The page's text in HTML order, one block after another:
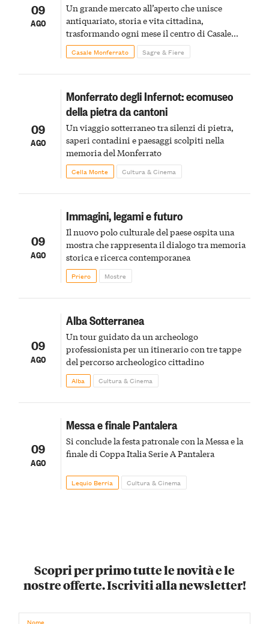
09
AGO
Un grande mercato all’aperto che unisce
antiquariato, storia e vita cittadina,
trasformando ogni mese il centro di Casale
Monferrato in un luogo di scoperta e racconto
Casale Monferrato Sagre & Fiere
09
AGO
Monferrato degli Infernot: ecomuseo
della pietra da cantoni
Un viaggio sotterraneo tra silenzi di pietra,
saperi contadini e paesaggi scolpiti nella
memoria del Monferrato
Cella Monte Cultura & Cinema
09
AGO
Immagini, legami e futuro
Il nuovo polo culturale del paese ospita una
mostra che rappresenta il dialogo tra memoria
storica e ricerca contemporanea
Priero Mostre
09
AGO
Alba Sotterranea
Un tour guidato da un archeologo
professionista per un itinerario con tre tappe
del percorso archeologico cittadino
Alba Cultura & Cinema
09
AGO
Messa e finale Pantalera
Si conclude la festa patronale con la Messa e la
finale di Coppa Italia Serie A Pantalera
Lequio Berria Cultura & Cinema
Scopri per primo tutte le novità e le
nostre offerte. Iscriviti alla newsletter!
Nome